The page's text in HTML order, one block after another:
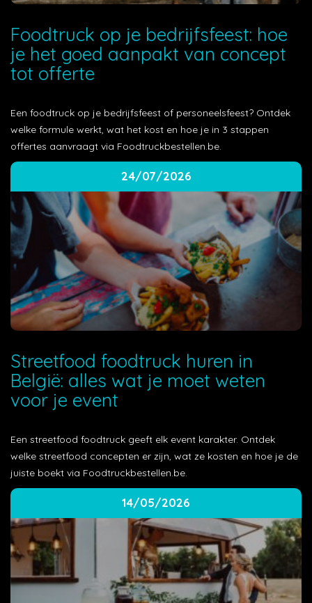
Foodtruck op je bedrijfsfeest: hoe
je het goed aanpakt van concept
tot offerte
Een foodtruck op je bedrijfsfeest of personeelsfeest? Ontdek
welke formule werkt, wat het kost en hoe je in 3 stappen
offertes aanvraagt via Foodtruckbestellen.be.
24/07/2026
Streetfood foodtruck huren in
België: alles wat je moet weten
voor je event
Een streetfood foodtruck geeft elk event karakter. Ontdek
welke streetfood concepten er zijn, wat ze kosten en hoe je de
juiste boekt via Foodtruckbestellen.be.
14/05/2026